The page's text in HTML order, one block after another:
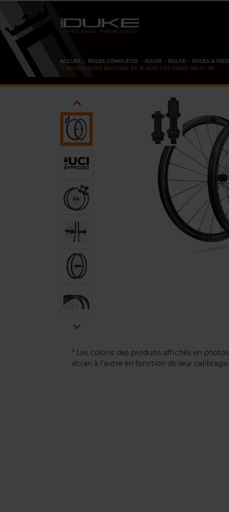
ACCUEIL ROUES COMPLÈTES ROUTE ROUTE
ROUES A
ROUE(S) DUKE BACCARA RX 36 SLR2 / DT SWISS 180 CL SP


* Les coloris des produits affichés en
écran à l'autre en fonction de leur calibrage.